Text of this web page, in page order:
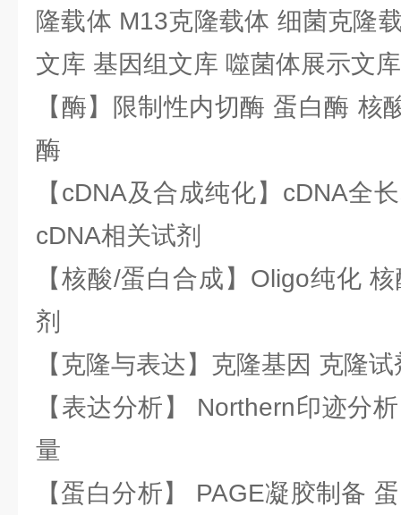
隆载体 M13克隆载体 细菌克隆
文库 基因组文库 噬菌体展示文库
【酶】限制性内切酶 蛋白酶 核
酶
【cDNA及合成纯化】cDNA全
cDNA相关试剂
【核酸/蛋白合成】Oligo纯化
剂
【克隆与表达】克隆基因 克隆
【表达分析】 Northern印迹分
量
【蛋白分析】 PAGE凝胶制备